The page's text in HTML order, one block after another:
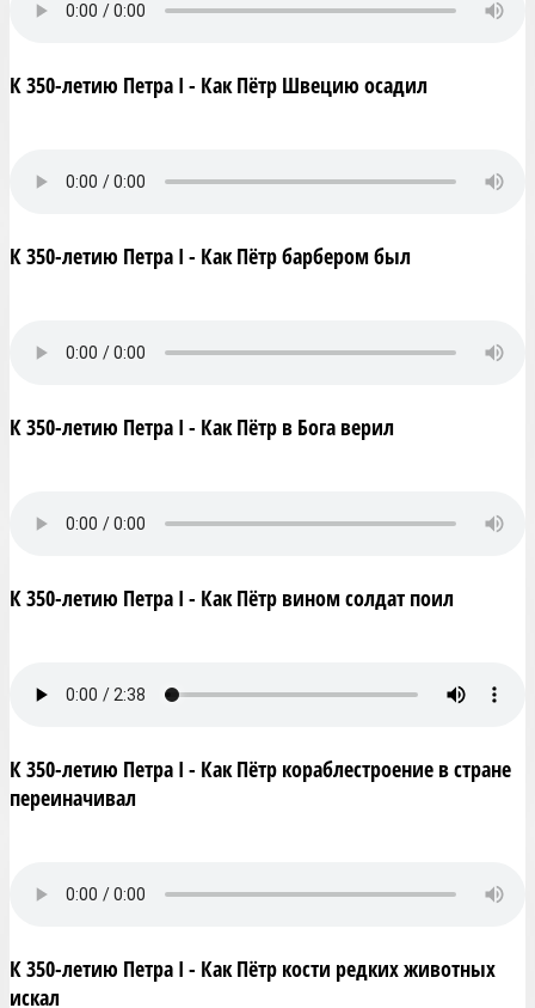
К 350-летию Петра I - Как Пётр Швецию осадил
К 350-летию Петра I - Как Пётр барбером был
К 350-летию Петра I - Как Пётр в Бога верил
К 350-летию Петра I - Как Пётр вином солдат поил
К 350-летию Петра I - Как Пётр кораблестроение в стране
переиначивал
К 350-летию Петра I - Как Пётр кости редких животных
искал